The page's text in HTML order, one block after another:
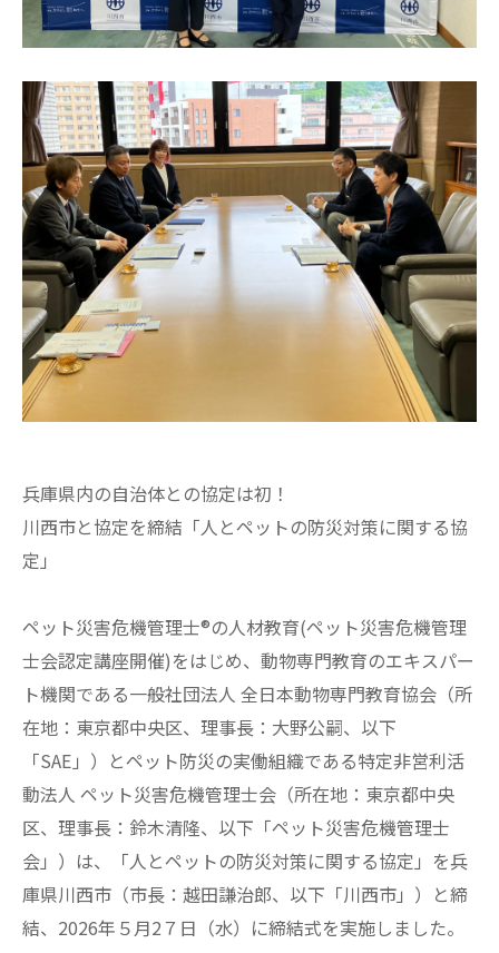
兵庫県内の自治体との協定は初！
川西市と協定を締結「人とペットの防災対策に関する協
定」
ペット災害危機管理士®の人材教育(ペット災害危機管理
士会認定講座開催)をはじめ、動物専門教育のエキスパー
ト機関である一般社団法人 全日本動物専門教育協会（所
在地：東京都中央区、理事長：大野公嗣、以下
「SAE」）とペット防災の実働組織である特定非営利活
動法人 ペット災害危機管理士会（所在地：東京都中央
区、理事長：鈴木清隆、以下「ペット災害危機管理士
会」）は、「人とペットの防災対策に関する協定」を兵
庫県川西市（市長：越田謙治郎、以下「川西市」）と締
結、2026年５月2７日（水）に締結式を実施しました。